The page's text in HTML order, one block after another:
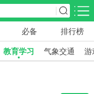
游戏分类
教育学习
必备
排行榜
教育学习 气象交通 游